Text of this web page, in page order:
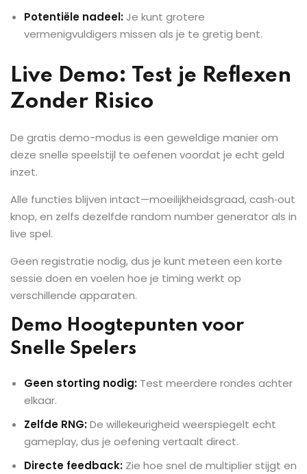
Potentiële nadeel: Je kunt grotere
vermenigvuldigers missen als je te gretig bent.
Live Demo: Test je Reflexen
Zonder Risico
De gratis demo-modus is een geweldige manier om
deze snelle speelstijl te oefenen voordat je echt geld
inzet.
Alle functies blijven intact—moeilijkheidsgraad, cash‑out
knop, en zelfs dezelfde random number generator als in
live spel.
Geen registratie nodig, dus je kunt meteen een korte
sessie doen en voelen hoe je timing werkt op
verschillende apparaten.
Demo Hoogtepunten voor
Snelle Spelers
Geen storting nodig: Test meerdere rondes achter
elkaar.
Zelfde RNG:De willekeurigheid weerspiegelt echt
gameplay, dus je oefening vertaalt direct.
Directe feedback: Zie hoe snel de multiplier stijgt en